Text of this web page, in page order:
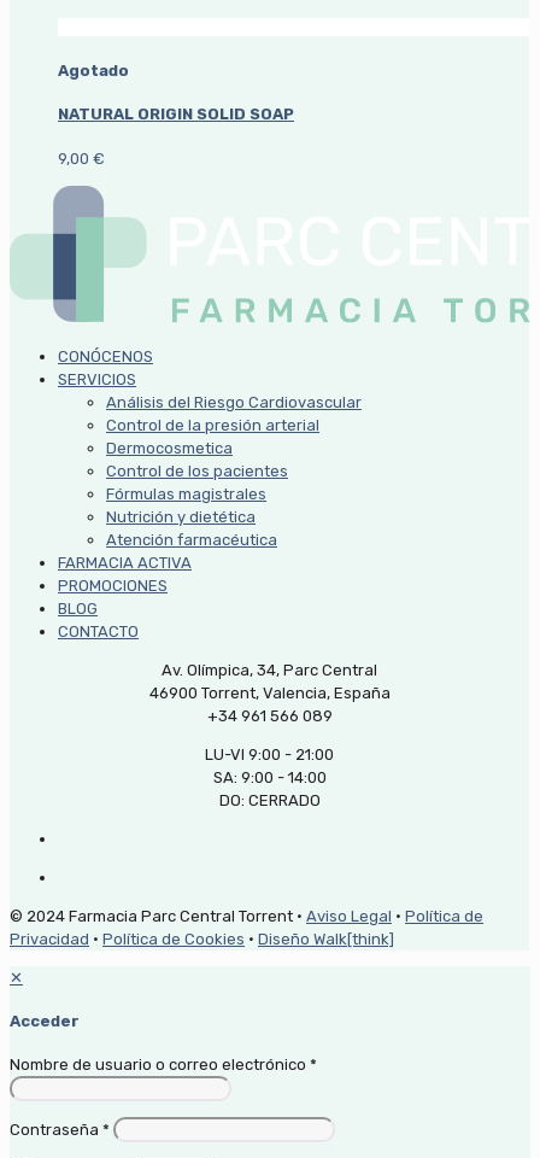
Agotado
NATURAL ORIGIN SOLID SOAP
9,00 €
CONÓCENOS
SERVICIOS
Análisis del Riesgo Cardiovascular
Control de la presión arterial
Dermocosmetica
Control de los pacientes
Fórmulas magistrales
Nutrición y dietética
Atención farmacéutica
FARMACIA ACTIVA
PROMOCIONES
BLOG
CONTACTO
Av. Olímpica, 34, Parc Central
46900 Torrent, Valencia, España
+34 961 566 089
LU-VI 9:00 - 21:00
SA: 9:00 - 14:00
DO: CERRADO
© 2024 Farmacia Parc Central Torrent · Aviso Legal · Política de
Privacidad · Política de Cookies · Diseño Walk[think]
✕
Acceder
Nombre de usuario o correo electrónico *
Contraseña *